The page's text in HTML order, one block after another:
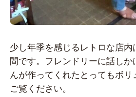
少し年季を感じるレトロな店内
間です。フレンドリーに話しか
んが作ってくれたとってもボリ
ご覧ください。